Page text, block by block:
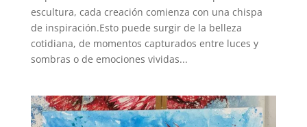
escultura, cada creación comienza con una chispa
de inspiración.Esto puede surgir de la belleza
cotidiana, de momentos capturados entre luces y
sombras o de emociones vividas...